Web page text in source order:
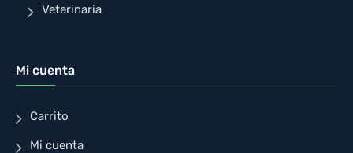
Veterinaria
Mi cuenta
Carrito
Mi cuenta